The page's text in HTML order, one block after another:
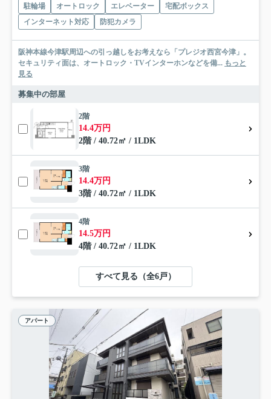
駐輪場 オートロック エレベーター
宅配ボックス
インターネット対応
防犯カメラ
阪神本線今津駅周辺への引っ越しをお考えなら「プレジオ西宮今津」。
セキュリティ面は、オートロック・TVインターホンなどを備... もっと
見る
募集中の部屋
2階
14.4万円
2階 / 40.72㎡ / 1LDK
3階
14.4万円
3階 / 40.72㎡ / 1LDK
4階
14.5万円
4階 / 40.72㎡ / 1LDK
すべて見る（全6戸）
アパート